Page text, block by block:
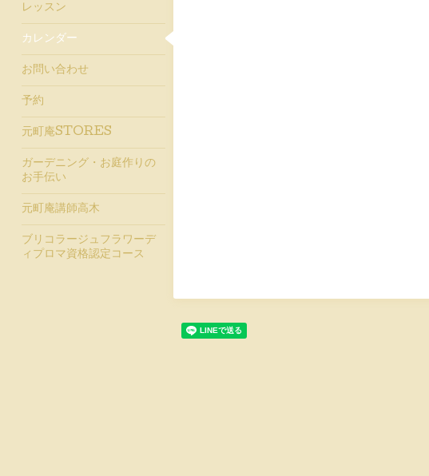
レッスン
カレンダー
お問い合わせ
予約
元町庵STORES
ガーデニング・お庭作りの
お手伝い
元町庵講師高木
ブリコラージュフラワーデ
ィプロマ資格認定コース